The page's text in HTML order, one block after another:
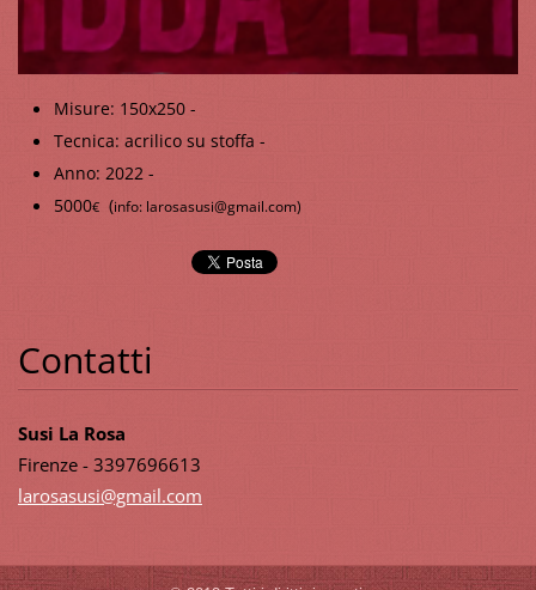
Misure: 150x250 -
Tecnica: acrilico su stoffa -
Anno: 2022 -
5000€(info: larosasusi@gmail.com)
Contatti
Susi La Rosa
Firenze - 3397696613
larosasusi@gmail.com